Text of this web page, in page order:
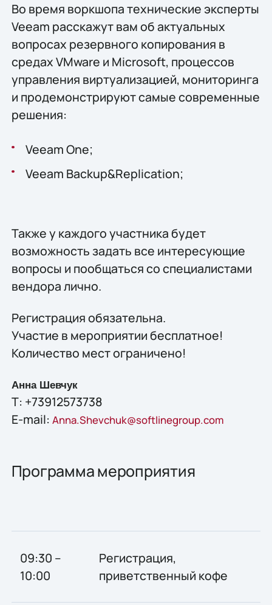
Во время воркшопа технические эксперты
Veeam расскажут вам об актуальных
вопросах резервного копирования в
средах VMware и Microsoft, процессов
управления виртуализацией, мониторинга
и продемонстрируют самые современные
решения:
Veeam One;
Veeam Backup&Replication;
Также у каждого участника будет
возможность задать все интересующие
вопросы и пообщаться со специалистами
вендора лично.
Регистрация обязательна.
Участие в мероприятии бесплатное!
Количество мест ограничено!
Анна Шевчук
Т: +73912573738
E-mail: Anna.Shevchuk@softlinegroup.com
Программа мероприятия
09:30 –
10:00
Регистрация,
приветственный кофе